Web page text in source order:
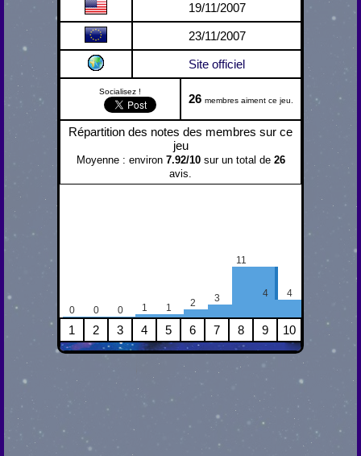
19/11/2007
23/11/2007
Site officiel
Socialisez !
26 membres aiment ce jeu.
Répartition des notes des membres sur ce
jeu
Moyenne : environ 7.92/10 sur un total de 26
avis.
0 0 0 1 1 2 3
11
4 4
1 2 3 4 5 6 7 8 9 10